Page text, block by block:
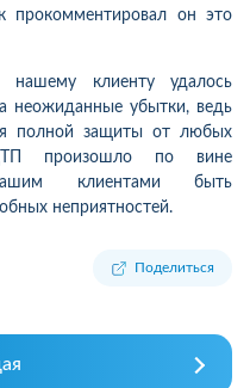
прокомментировал он это
нашему клиенту удалось
неожиданные убытки, ведь
полной защиты от любых
произошло по вине
клиентами быть
неприятностей.
Поделиться